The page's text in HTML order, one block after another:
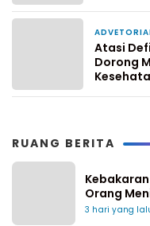
Atasi
Dorong
RUANG BERITA
Orang
3 hari yang